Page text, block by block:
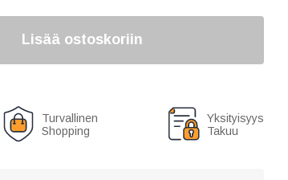
Lisää ostoskoriin
Turvallinen
Shopping
Yksityisyys
Takuu